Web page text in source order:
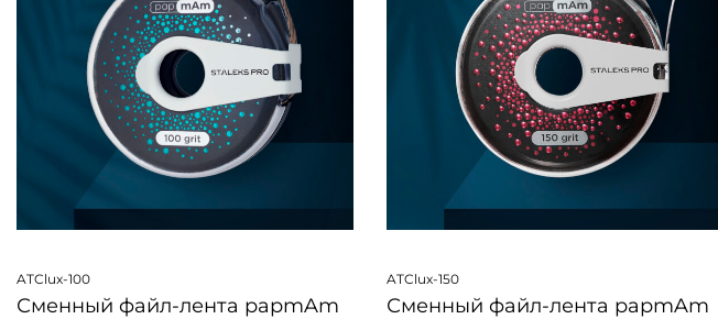
ATClux-100
Сменный файл-лента papmAm
ATClux-150
Сменный файл-лента papmAm